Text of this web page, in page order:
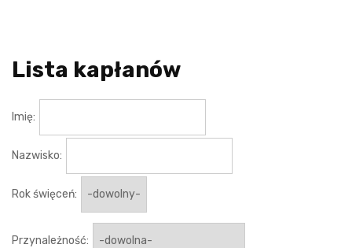
Lista kapłanów
Imię:
Nazwisko:
Rok święceń:
Przynależność: